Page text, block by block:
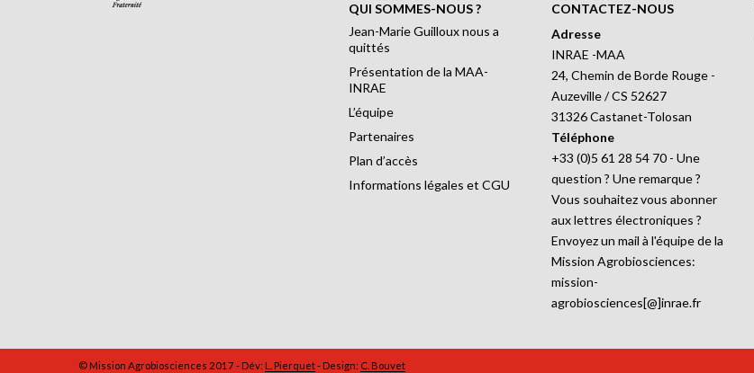
QUI SOMMES-NOUS ?
Jean-Marie Guilloux nous a
quittés
Présentation de la MAA-
INRAE
L’équipe
Partenaires
Plan d’accès
Informations légales et CGU
CONTACTEZ-NOUS
Adresse
INRAE -MAA
24, Chemin de Borde Rouge -
Auzeville / CS 52627
31326 Castanet-Tolosan
Téléphone
+33 (0)5 61 28 54 70 - Une
question ? Une remarque ?
Vous souhaitez vous abonner
aux lettres électroniques ?
Envoyez un mail à l'équipe de la
Mission Agrobiosciences:
mission-
agrobiosciences[@]inrae.fr
© Mission Agrobiosciences 2017 - Dév: L. Pierquet- Design: C. Bouvet